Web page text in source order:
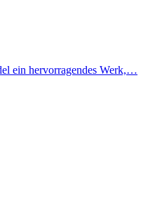
ein hervorragendes Werk,…